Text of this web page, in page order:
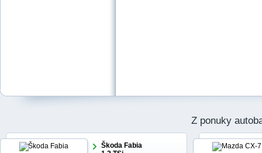
Z ponuky
Škoda Fabia